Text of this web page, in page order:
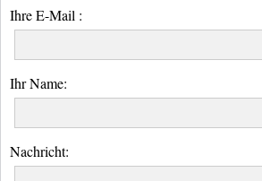
Ihre E-Mail :
Ihr Name:
Nachricht: